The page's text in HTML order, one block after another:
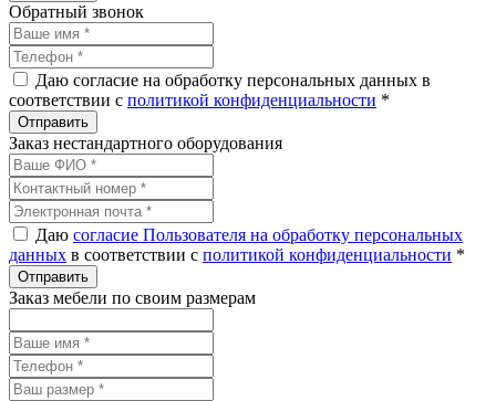
Обратный звонок
Даю согласие на обработку персональных данных в
соответствии с политикой конфиденциальности *
Заказ нестандартного оборудования
Даю согласие Пользователя на обработку персональных
данных в соответствии с политикой конфиденциальности *
Заказ мебели по своим размерам